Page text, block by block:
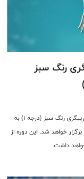
رنگ سبز
به گزارش روابط عمومی فدراسیون بسکتبال، دوره مربیگری رنگ سبز (درجه ۱) به
خواهد شد. این دوره از